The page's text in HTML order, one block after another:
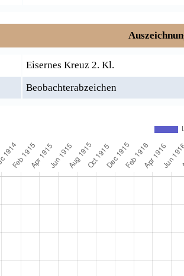
Eisernes Kreuz 2. Kl.
Beobachterabzeichen